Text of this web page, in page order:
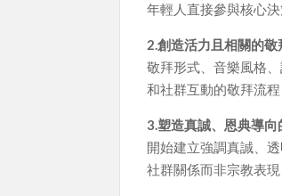
年輕人直接參與核心
2.創造活力且相關的敬
敬拜形式、音樂風格
和社群互動的敬拜流
3.塑造真誠、恩典導向
開始建立強調真誠、
社群關係而非宗教表